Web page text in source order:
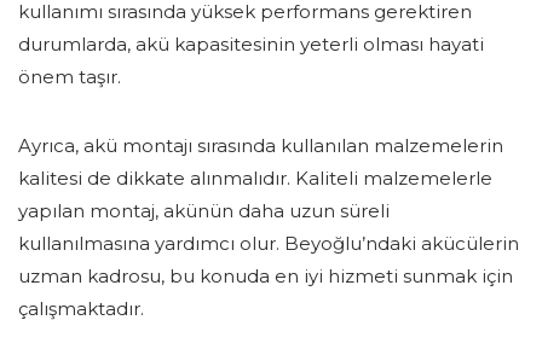
kullanımı sırasında yüksek performans gerektiren
durumlarda, akü kapasitesinin yeterli olması hayati
önem taşır.
Ayrıca, akü montajı sırasında kullanılan malzemelerin
kalitesi de dikkate alınmalıdır. Kaliteli malzemelerle
yapılan montaj, akünün daha uzun süreli
kullanılmasına yardımcı olur. Beyoğlu’ndaki akücülerin
uzman kadrosu, bu konuda en iyi hizmeti sunmak için
çalışmaktadır.